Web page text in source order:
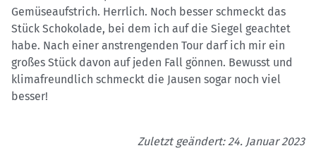
Gemüseaufstrich. Herrlich. Noch besser schmeckt das
Stück Schokolade, bei dem ich auf die Siegel geachtet
habe. Nach einer anstrengenden Tour darf ich mir ein
großes Stück davon auf jeden Fall gönnen. Bewusst und
klimafreundlich schmeckt die Jausen sogar noch viel
besser!
Zuletzt geändert: 24. Januar 2023